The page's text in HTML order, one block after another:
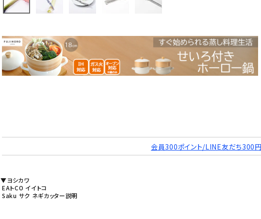
会員300ポイント/LINE友だち300
▼ヨシカワ
EAトCO イイトコ
Saku サク ネギカッター説明